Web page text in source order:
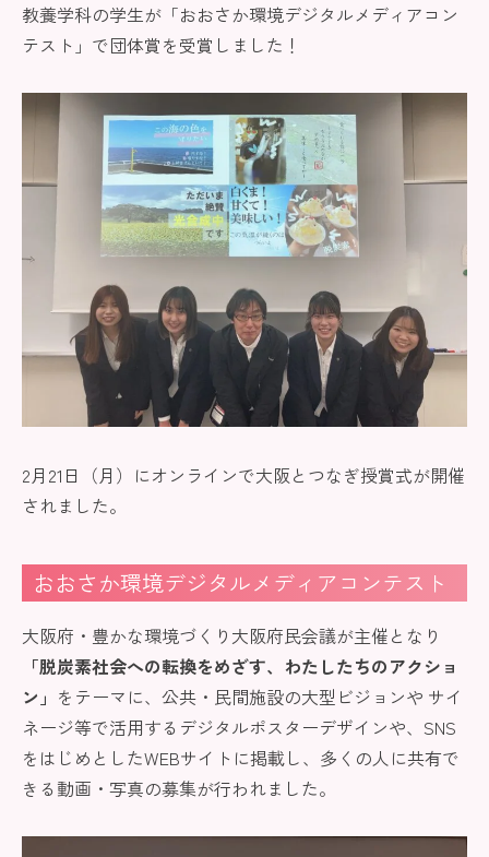
教養学科の学生が「おおさか環境デジタルメディアコン
テスト」で団体賞を受賞しました！
2月21日（月）にオンラインで大阪とつなぎ授賞式が開催
されました。
おおさか環境デジタルメディアコンテスト
大阪府・豊かな環境づくり大阪府民会議が主催となり
「脱炭素社会への転換をめざす、わたしたちのアクショ
ン」 をテーマに、公共・民間施設の大型ビジョンや サイ
ネージ等で活用するデジタルポスターデザインや、SNS
をはじめとしたWEBサイトに掲載し、多くの人に共有で
きる動画・写真の募集が行われました。